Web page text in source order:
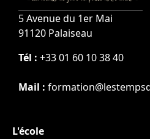
5 Avenue du 1er Mai
91120 Palaiseau
Tél : +33 01 60 10 38 40
Mail :
L'école